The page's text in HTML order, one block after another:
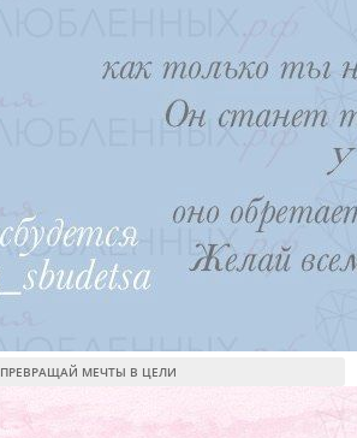
ПРЕВРАЩАЙ МЕЧТЫ В ЦЕЛИ